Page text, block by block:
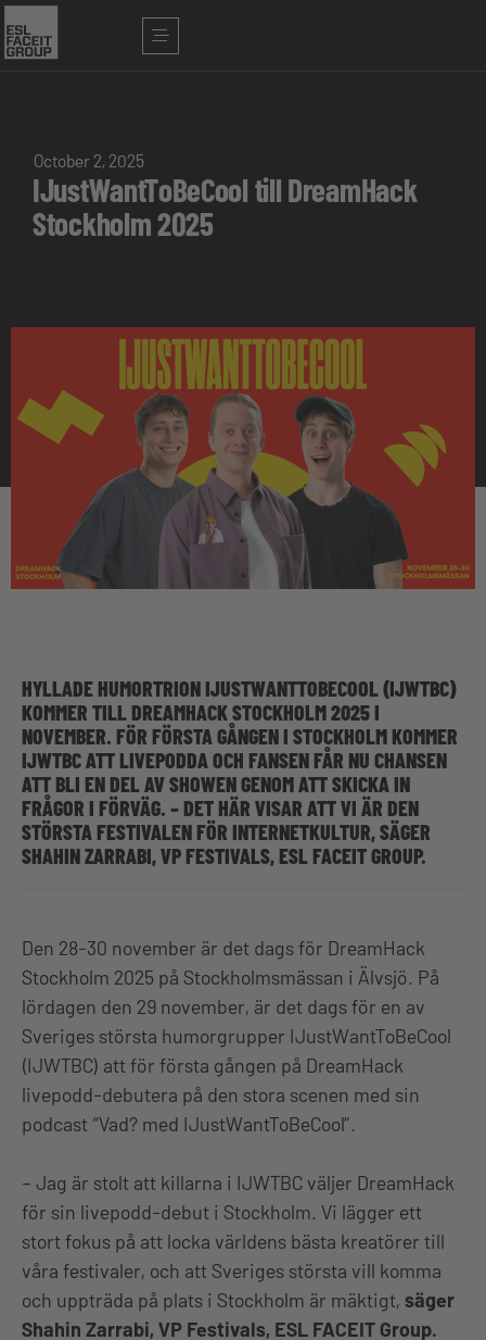
October 2, 2025
IJustWantToBeCool till DreamHack
Stockholm 2025
HYLLADE HUMORTRION IJUSTWANTTOBECOOL (IJWTBC)
KOMMER TILL DREAMHACK STOCKHOLM 2025 I
NOVEMBER. FÖR FÖRSTA GÅNGEN I STOCKHOLM KOMMER
IJWTBC ATT LIVEPODDA OCH FANSEN FÅR NU CHANSEN
ATT BLI EN DEL AV SHOWEN GENOM ATT SKICKA IN
FRÅGOR I FÖRVÄG. – DET HÄR VISAR ATT VI ÄR DEN
STÖRSTA FESTIVALEN FÖR INTERNETKULTUR, SÄGER
SHAHIN ZARRABI, VP FESTIVALS, ESL FACEIT GROUP.
Den 28-30 november är det dags för DreamHack
Stockholm 2025 på Stockholmsmässan i Älvsjö. På
lördagen den 29 november, är det dags för en av
Sveriges största humorgrupper IJustWantToBeCool
(IJWTBC) att för första gången på DreamHack
livepodd-debutera på den stora scenen med sin
podcast “Vad? med IJustWantToBeCool”.
– Jag är stolt att killarna i IJWTBC väljer DreamHack
för sin livepodd-debut i Stockholm. Vi lägger ett
stort fokus på att locka världens bästa kreatörer till
våra festivaler, och att Sveriges största vill komma
och uppträda på plats i Stockholm är mäktigt, säger
Shahin Zarrabi, VP Festivals, ESL FACEIT Group.